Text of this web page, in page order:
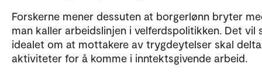
Forskerne mener dessuten at borgerlønn bryter
man kaller arbeidslinjen i velferdspolitikken. Det vil
idealet om at mottakere av trygdeytelser skal
aktiviteter for å komme i inntektsgivende arbeid.